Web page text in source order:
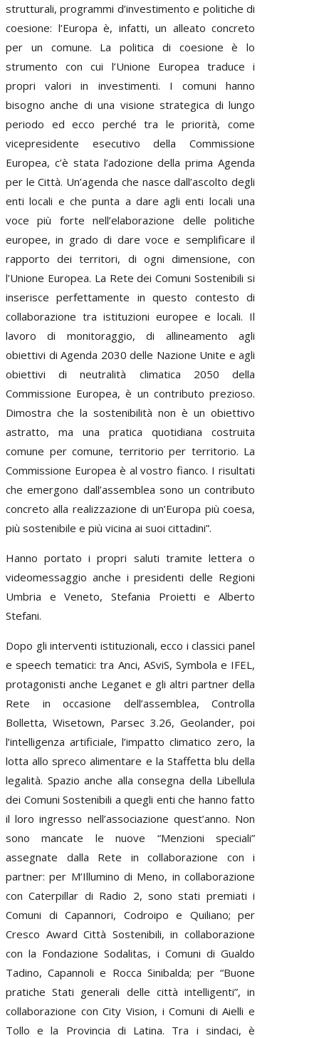
strutturali, programmi d’investimento e politiche di
coesione: l’Europa è, infatti, un alleato concreto
per un comune. La politica di coesione è lo
strumento con cui l’Unione Europea traduce i
propri valori in investimenti. I comuni hanno
bisogno anche di una visione strategica di lungo
periodo ed ecco perché tra le priorità, come
vicepresidente esecutivo della Commissione
Europea, c’è stata l’adozione della prima Agenda
per le Città. Un’agenda che nasce dall’ascolto degli
enti locali e che punta a dare agli enti locali una
voce più forte nell’elaborazione delle politiche
europee, in grado di dare voce e semplificare il
rapporto dei territori, di ogni dimensione, con
l’Unione Europea. La Rete dei Comuni Sostenibili si
inserisce perfettamente in questo contesto di
collaborazione tra istituzioni europee e locali. Il
lavoro di monitoraggio, di allineamento agli
obiettivi di Agenda 2030 delle Nazione Unite e agli
obiettivi di neutralità climatica 2050 della
Commissione Europea, è un contributo prezioso.
Dimostra che la sostenibilità non è un obiettivo
astratto, ma una pratica quotidiana costruita
comune per comune, territorio per territorio. La
Commissione Europea è al vostro fianco. I risultati
che emergono dall’assemblea sono un contributo
concreto alla realizzazione di un’Europa più coesa,
più sostenibile e più vicina ai suoi cittadini”.
Hanno portato i propri saluti tramite lettera o
videomessaggio anche i presidenti delle Regioni
Umbria e Veneto, Stefania Proietti e Alberto
Stefani.
Dopo gli interventi istituzionali, ecco i classici panel
e speech tematici: tra Anci, ASviS, Symbola e IFEL,
protagonisti anche Leganet e gli altri partner della
Rete in occasione dell’assemblea, Controlla
Bolletta, Wisetown, Parsec 3.26, Geolander, poi
l’intelligenza artificiale, l’impatto climatico zero, la
lotta allo spreco alimentare e la Staffetta blu della
legalità. Spazio anche alla consegna della Libellula
dei Comuni Sostenibili a quegli enti che hanno fatto
il loro ingresso nell’associazione quest’anno. Non
sono mancate le nuove “Menzioni speciali”
assegnate dalla Rete in collaborazione con i
partner: per M’Illumino di Meno, in collaborazione
con Caterpillar di Radio 2, sono stati premiati i
Comuni di Capannori, Codroipo e Quiliano; per
Cresco Award Città Sostenibili, in collaborazione
con la Fondazione Sodalitas, i Comuni di Gualdo
Tadino, Capannoli e Rocca Sinibalda; per “Buone
pratiche Stati generali delle città intelligenti”, in
collaborazione con City Vision, i Comuni di Aielli e
Tollo e la Provincia di Latina. Tra i sindaci, è